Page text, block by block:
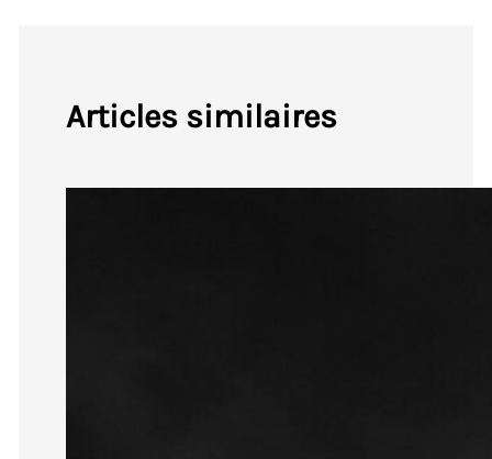
Articles similaires